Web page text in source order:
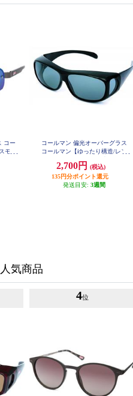
コー
モー
ブラ
コールマン 偏光オーバーグラス
コールマン【ゆったり構造/レン
ムカラー:ブラック】 CO3012-1
2,700円
(税込)
135円分ポイント還元
発送目安: 3週間
気商品
4位